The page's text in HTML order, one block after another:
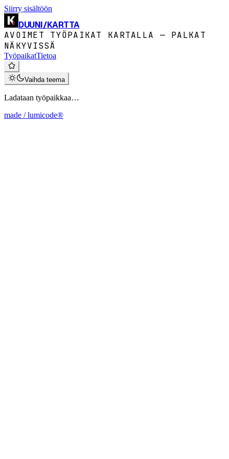
Siirry sisältöön
DUUNI/KARTTA
AVOIMET TYÖPAIKAT KARTALLA — PALKAT
NÄKYVISSÄ
TyöpaikatTietoa
Vaihda teema
Ladataan työpaikkaa…
made / lumicode®